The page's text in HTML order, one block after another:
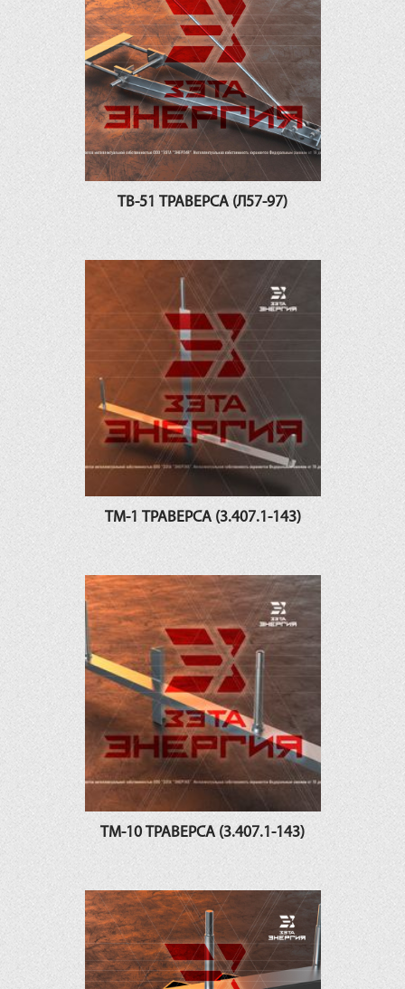
ТВ-51 ТРАВЕРСА (Л57-97)
ТМ-1 ТРАВЕРСА (3.407.1-143)
ТМ-10 ТРАВЕРСА (3.407.1-143)